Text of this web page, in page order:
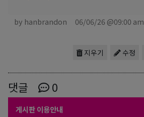
by hanbrandon 06/06/26 @09:00 am
수정
지우기
댓글 0
게시판 이용안내